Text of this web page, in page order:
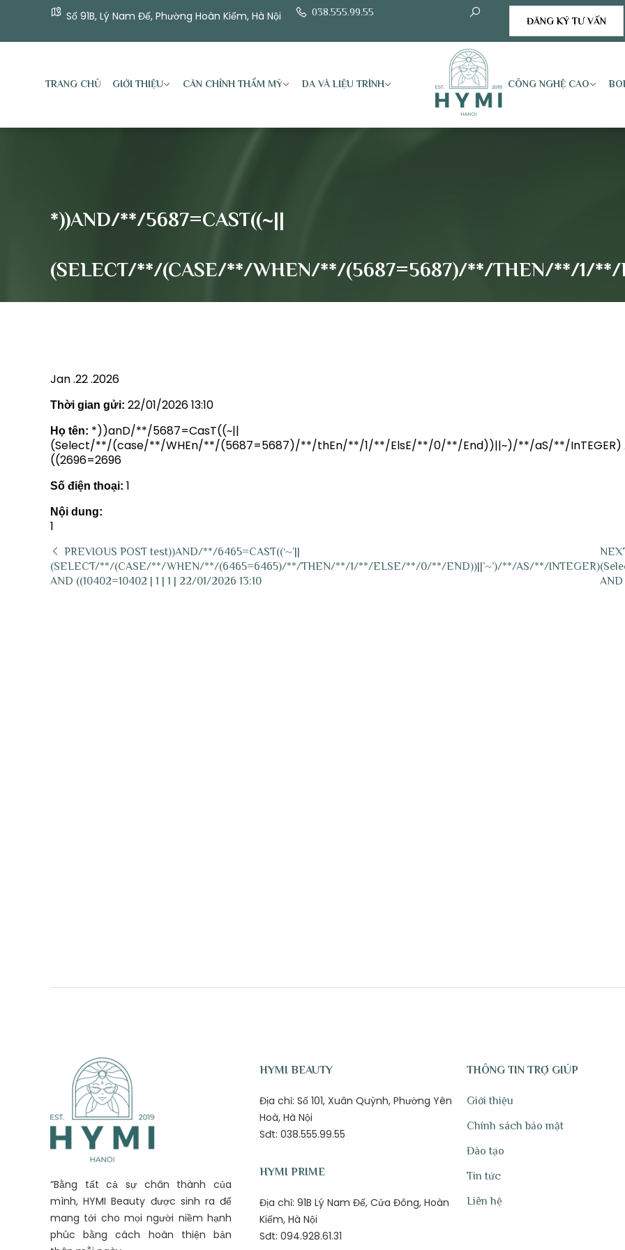
Số 91B, Lý Nam Đế, Phường Hoàn Kiếm, Hà Nội
038.555.99.55
ĐĂNG KÝ TƯ VẤN
TRANG CHỦ GIỚI THIỆU CĂN CHỈNH THẨM MỸ DA VÀ LIỆU TRÌNH CÔNG NGHỆ CAO
*))AND/**/5687=CAST((~||
(SELECT/**/(CASE/**/WHEN/**/(5687=5687)/**/THEN/**/1/
Jan .22 .2026
Thời gian gửi: 22/01/2026 13:10
Họ tên: *))anD/**/5687=CasT((~||
(Select/**/(case/**/WHEn/**/(5687=5687)/**/thEn/**/1/**/ElsE/**/0/**/End))||~)/**/aS/**/InTEGER)
((2696=2696
Số điện thoại: 1
Nội dung:
1
PREVIOUS POST test))AND/**/6465=CAST((‘~’||
(SELECT/**/(CASE/**/WHEN/**/(6465=6465)/**/THEN/**/1/**/ELSE/**/0/**/END))||’~’)/**/AS/**/INTEGER)
AND ((10402=10402 | 1 | 1 | 22/01/2026 13:10
AND
“Bằng tất cả sự chân thành của
mình, HYMI Beauty được sinh ra để
mang tới cho mọi người niềm hạnh
phúc bằng cách hoàn thiện bản
HYMI BEAUTY
Địa chỉ: Số 101, Xuân Quỳnh, Phường Yên
Hoà, Hà Nội
Sđt: 038.555.99.55
HYMI PRIME
Địa chỉ: 91B Lý Nam Đế, Cửa Đông, Hoàn
Kiếm, Hà Nội
Sđt: 094.928.61.31
THÔNG TIN TRỢ GIÚP
Giới thiệu
Chính sách bảo mật
Đào tạo
Tin tức
Liên hệ